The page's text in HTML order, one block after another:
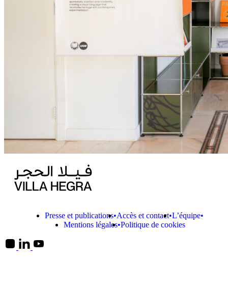
Presse et publications Accès et contact L’équipe
Mentions légales Politique de cookies